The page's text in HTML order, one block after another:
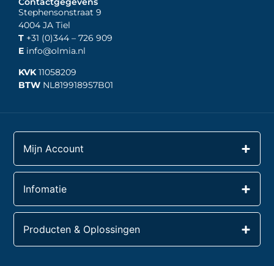
Stephensonstraat 9
4004 JA Tiel
T +31 (0)344 – 726 909
E info@olmia.nl
KVK11058209
BTW NL819918957B01
Mijn Account
Infomatie
Producten & Oplossingen